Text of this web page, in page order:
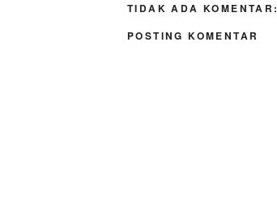
TIDAK ADA KOMENTAR:
POSTING KOMENTAR